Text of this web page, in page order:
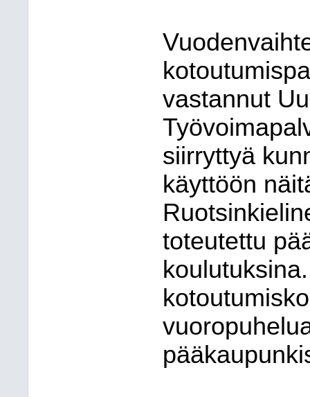
vastannut
siirryttyä
käyttöön
toteutettu